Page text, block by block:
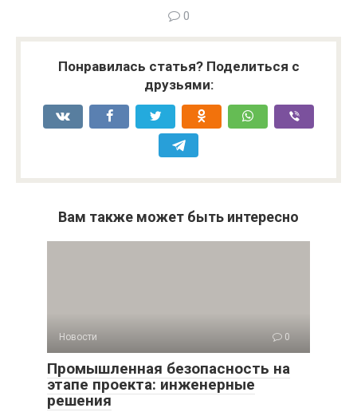
0
Понравилась статья? Поделиться с
друзьями:
Вам также может быть интересно
Новости 0
Промышленная безопасность на
этапе проекта: инженерные
решения